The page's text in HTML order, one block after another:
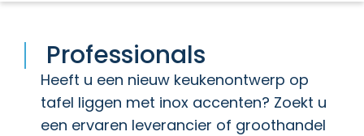
Professionals
Heeft u een nieuw keukenontwerp op
tafel liggen met inox accenten? Zoekt u
een ervaren leverancier of groothandel